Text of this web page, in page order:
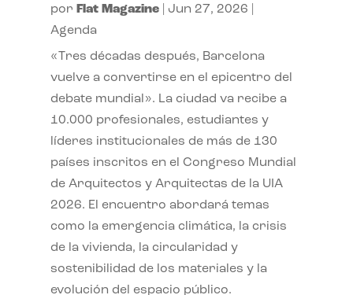
por Flat Magazine| Jun 27, 2026
Agenda
«Tres décadas después, Barcelona
vuelve a convertirse en el epicentro del
debate mundial». La ciudad va recibe a
10.000 profesionales, estudiantes y
líderes institucionales de más de 130
países inscritos en el Congreso Mundial
de Arquitectos y Arquitectas de la UIA
2026. El encuentro abordará temas
como la emergencia climática, la crisis
de la vivienda, la circularidad y
sostenibilidad de los materiales y la
evolución del espacio público.